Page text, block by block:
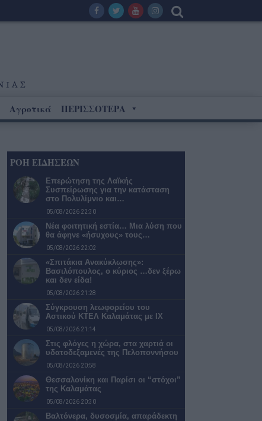
Αγροτικά ΠΕΡΙΣΣΟΤΕΡΑ
ΡΟΗ ΕΙΔΗΣΕΩΝ
Επερώτηση της Λαϊκής
Συσπείρωσης για την κατάσταση
στο Πολυλίμνιο και…
05/08/2026 22:30
Νέα φοιτητική εστία… Μια λύση που
θα άφηνε «ήσυχους» τους…
05/08/2026 22:02
«Σπιτάκια Ανακύκλωσης»:
Βασιλόπουλος, ο κύριος …δεν ξέρω
και δεν είδα!
05/08/2026 21:28
Σύγκρουση λεωφορείου του
Αστικού ΚΤΕΛ Καλαμάτας με ΙΧ
05/08/2026 21:14
Στις φλόγες η χώρα, στα χαρτιά οι
υδατοδεξαμενές της Πελοποννήσου
05/08/2026 20:58
Θεσσαλονίκη και Παρίσι οι “στόχοι”
της Καλαμάτας
05/08/2026 20:30
Βαλτόνερα, δυσοσμία, απαράδεκτη